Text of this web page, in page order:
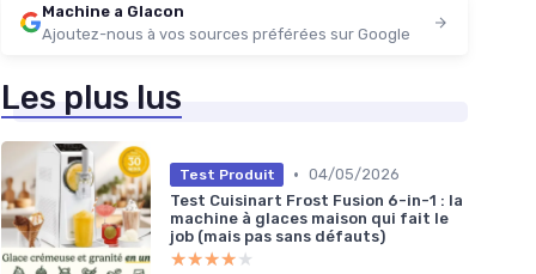
Machine a Glacon
Ajoutez-nous à vos sources préférées sur Google
Les plus lus
Test Produit • 04/05/2026
Test Cuisinart Frost Fusion 6-in-1 : la
machine à glaces maison qui fait le
job (mais pas sans défauts)
★★★★★
★★★★★